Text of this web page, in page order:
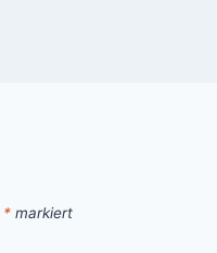
* markiert